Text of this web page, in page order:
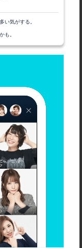
い気がする。
も。